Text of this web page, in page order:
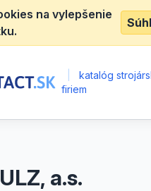
na vylepšenie
katalóg
firiem
a.s.